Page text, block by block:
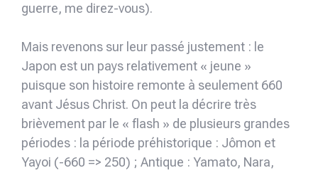
guerre, me direz-vous).
Mais revenons sur leur passé justement : le
Japon est un pays relativement « jeune »
puisque son histoire remonte à seulement 660
avant Jésus Christ. On peut la décrire très
brièvement par le « flash » de plusieurs grandes
périodes : la période préhistorique : Jômon et
Yayoi (-660 => 250) ; Antique : Yamato, Nara,